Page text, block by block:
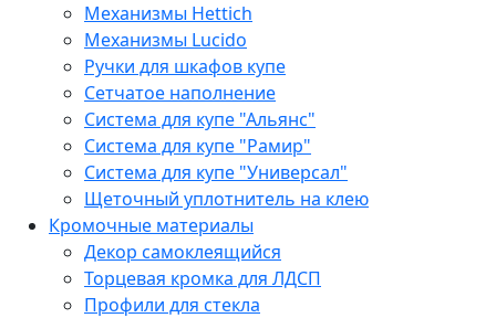
Механизмы Hettich
Механизмы Lucido
Ручки для шкафов купе
Сетчатое наполнение
Система для купе "Альянс"
Система для купе "Рамир"
Система для купе "Универсал"
Щеточный уплотнитель на клею
Кромочные материалы
Декор самоклеящийся
Торцевая кромка для ЛДСП
Профили для стекла